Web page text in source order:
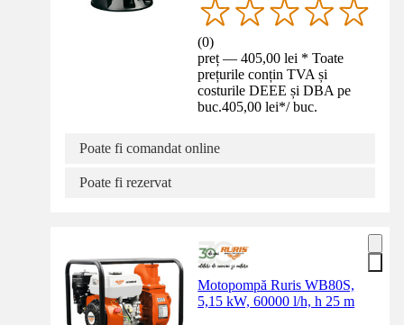
(0)
preț — 405,00 lei * Toate
prețurile conțin TVA și
costurile DEEE și DBA pe
buc.405,00 lei*/ buc.
Poate fi comandat online
Poate fi rezervat
Motopompă Ruris WB80S,
5,15 kW, 60000 l/h, h 25 m